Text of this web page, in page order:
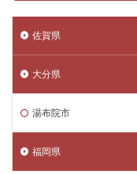
佐賀県
大分県
湯布院市
福岡県